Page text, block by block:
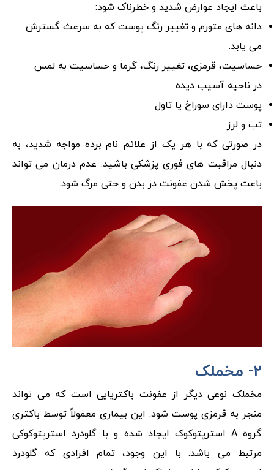
باعث ایجاد عوارض شدید و خطرناک شود:
دانه های متورم و تغییر رنگ پوست که به سرعث گسترش
می یابد.
حساسیت، قرمزی، تغییر رنگ، گرما و حساسیت به لمس
در ناحیه آسیب دیده
پوست دارای سوراخ یا تاول
تب و لرز
در صورتی که با هر یک از علائم نام برده مواجه شدید، به
دنبال مراقبت های فوری پزشکی باشید. عدم درمان می تواند
باعث پخش شدن عفونت در بدن و حتی مرگ شود.
۲- مخملک
مخملک نوعی دیگر از عفونت باکتریایی است که می تواند
منجر به قرمزی پوست شود. این بیماری معمولاً توسط باکتری
گروه A استرپتوکوک ایجاد شده و با گلودرد استرپتوکوکی
مرتبط می باشد. با این وجود، تمام افرادی که گلودرد